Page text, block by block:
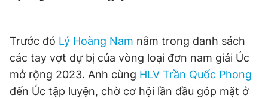
Thông tin tòa soạn Liên hệ quảng cáo
Trước đó Lý Hoàng Nam nằm trong danh sách
các tay vợt dự bị của vòng loại đơn nam giải Úc
mở rộng 2023. Anh cùng HLV Trần Quốc Phong
đến Úc tập luyện, chờ cơ hội lần đầu góp mặt ở